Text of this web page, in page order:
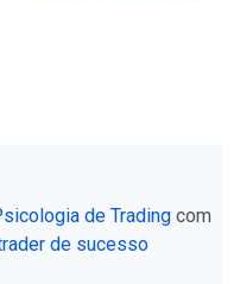
de Trading com
de sucesso